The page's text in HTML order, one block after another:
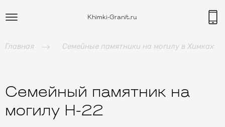
Khimki-Granit.ru
Главная Семейные памятники на могилу в Химках
Семейный памятник на
могилу H-22